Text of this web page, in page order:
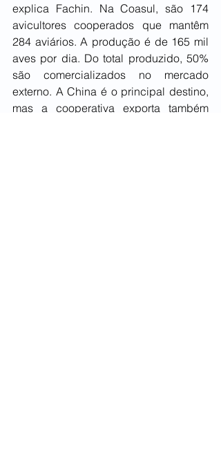
explica Fachin. Na Coasul, são 174
avicultores cooperados que mantêm
284 aviários. A produção é de 165 mil
aves por dia. Do total produzido, 50%
são comercializados no mercado
externo. A China é o principal destino,
mas a cooperativa exporta também